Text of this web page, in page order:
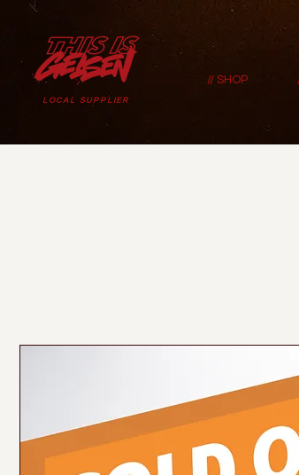
LOCAL SUPPLIER
// SHOP